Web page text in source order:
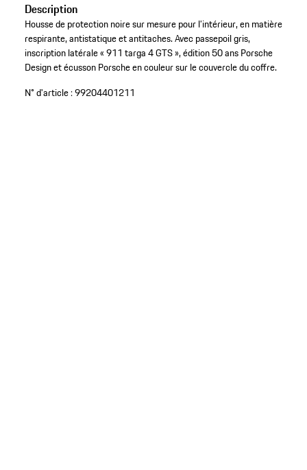
Description
Housse de protection noire sur mesure pour l’intérieur, en matière
respirante, antistatique et antitaches. Avec passepoil gris,
inscription latérale « 911 targa 4 GTS », édition 50 ans Porsche
Design et écusson Porsche en couleur sur le couvercle du coffre.
N° d'article :99204401211